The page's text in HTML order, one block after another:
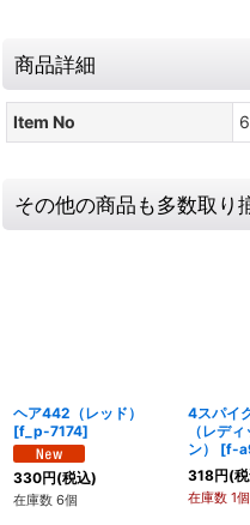
商品詳細
Item No
その他の商品も多数取り
ヘア442（レッド）
[f_p-7174]
330円(税込)
在庫数 6個
4スパイ
（レデ
ン）
[f-
318円(
在庫数 1個